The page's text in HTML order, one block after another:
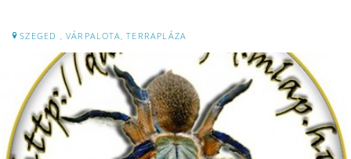
SZEGED , VÁRPALOTA, TERRAPLÁZA